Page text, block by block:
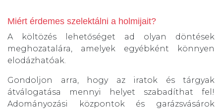
Miért érdemes szelektálni a holmijait?
A költözés lehetőséget ad olyan döntések
meghozatalára, amelyek egyébként könnyen
elodázhatóak.
Gondoljon arra, hogy az iratok és tárgyak
átválogatása mennyi helyet szabadíthat fel!
Adományozási központok és garázsvásárok